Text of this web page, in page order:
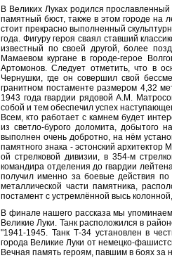
В Великих Луках родился
памятный бюст, также в этом городе на
стоит прекрасно выполненный
года. Фигуру героя сваял ставший
известный по своей другой, более
Мамаевом кургане в городе-герое
Артомонов. Следует отметить, что в
Чернушки, где он совершил свой
гранитном постаменте размером 4,32
1943 года гвардии рядовой А.М.
собой и тем обеспечил успех
Всем, кто работает с камнем будет
из светло-бурого доломита, добытого
выполнен очень добротно, на нём
памятного знака - эстонский архитектор
ой стрелковой дивизии, в 354-м
командира отделения до гвардии
получил именно за боевые действия
металлической части памятника,
постамент с устремлённой высь
В финале нашего рассказа мы упоминаем
Великие Луки. Танк расположился в
"1941-1945. Танк Т-34 установлен в
города Великие Луки от немецко-
Вечная память героям, павшим в боях за